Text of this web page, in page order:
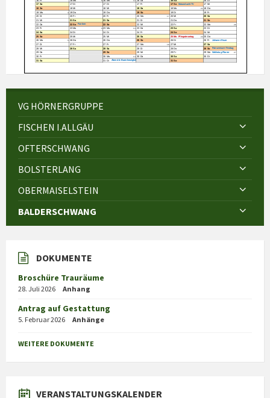
VG HÖRNERGRUPPE
FISCHEN I.ALLGÄU
OFTERSCHWANG
BOLSTERLANG
OBERMAISELSTEIN
BALDERSCHWANG
DOKUMENTE
Broschüre Trauräume
28. Juli 2026 Anhang
Antrag auf Gestattung
5. Februar 2026 Anhänge
WEITERE DOKUMENTE
VERANSTALTUNGSKALENDER